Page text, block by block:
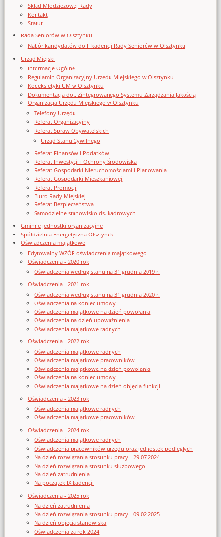
Skład Młodzieżowej Rady
Kontakt
Statut
Rada Seniorów w Olsztynku
Nabór kandydatów do II kadencji Rady Seniorów w Olsztynku
Urząd Miejski
Informacje Ogólne
Regulamin Organizacyjny Urzedu Miejskiego w Olsztynku
Kodeks etyki UM w Olsztynku
Dokumentacja dot. Zintegrowanego Systemu Zarządzania Jakością
Organizacja Urzędu Miejskiego w Olsztynku
Telefony Urzędu
Referat Organizacyjny
Referat Spraw Obywatelskich
Urząd Stanu Cywilnego
Referat Finansów i Podatków
Referat Inwestycji i Ochrony Środowiska
Referat Gospodarki Nieruchomościami i Planowania
Referat Gospodarki Mieszkaniowej
Referat Promocji
Biuro Rady Miejskiej
Referat Bezpieczeństwa
Samodzielne stanowisko ds. kadrowych
Gminne jednostki organizacyjne
Spółdzielnia Energetyczna Olsztynek
Oświadczenia majątkowe
Edytowalny WZÓR oświadczenia majątkowego
Oświadczenia - 2020 rok
Oświadczenia według stanu na 31 grudnia 2019 r.
Oświadczenia - 2021 rok
Oświadczenia według stanu na 31 grudnia 2020 r.
Oświadczenia na koniec umowy
Oświadczenia majątkowe na dzień powołania
Oświadczenia na dzień upoważnienia
Oświadczenia majątkowe radnych
Oświadczenia - 2022 rok
Oświadczenia majątkowe radnych
Oświadczenia majątkowe pracowników
Oświadczenia majątkowe na dzień powołania
Oświadczenia na koniec umowy
Oświadczenia majątkowe na dzień objęcia funkcji
Oświadczenia - 2023 rok
Oświadczenia majątkowe radnych
Oświadczenia majątkowe pracowników
Oświadczenia - 2024 rok
Oświadczenia majątkowe radnych
Oświadczenia pracowników urzędu oraz jednostek podległych
Na dzień rozwiązania stosunku pracy - 29.07.2024
Na dzień rozwiązania stosunku służbowego
Na dzień zatrudnienia
Na początek IX kadencji
Oświadczenia - 2025 rok
Na dzień zatrudnienia
Na dzień rozwiązania stosunku pracy - 09.02.2025
Na dzień objęcia stanowiska
Oświadczenia za rok 2024